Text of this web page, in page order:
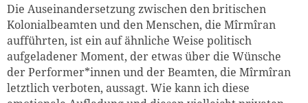
Die Auseinandersetzung zwischen den britischen
Kolonialbeamten und den Menschen, die Mîrmîran
aufführten, ist ein auf ähnliche Weise politisch
aufgeladener Moment, der etwas über die Wünsche
der Performer*innen und der Beamten, die Mîrmîran
letztlich verboten, aussagt. Wie kann ich diese